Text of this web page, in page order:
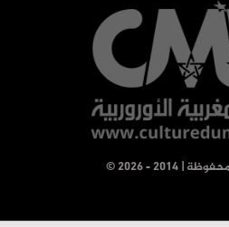
| 2014 - 2026